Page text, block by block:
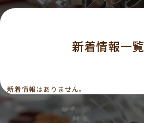
新着情報一覧
新着情報はありません。